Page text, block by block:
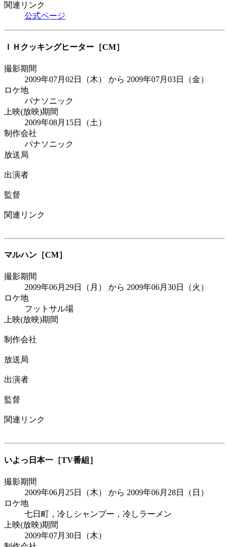
関連リンク
公式ページ
ＩＨクッキングヒーター ［CM］
撮影期間
2009年07月02日（木） から 2009年07月03日（金）
ロケ地
パナソニック
上映(放映)期間
2009年08月15日（土）
制作会社
パナソニック
放送局
出演者
監督
関連リンク
マルハン ［CM］
撮影期間
2009年06月29日（月） から 2009年06月30日（火）
ロケ地
フットサル場
上映(放映)期間
制作会社
放送局
出演者
監督
関連リンク
いよっ日本一 ［TV番組］
撮影期間
2009年06月25日（木） から 2009年06月28日（日）
ロケ地
七日町，冷しシャンプー，冷しラーメン
上映(放映)期間
2009年07月30日（木）